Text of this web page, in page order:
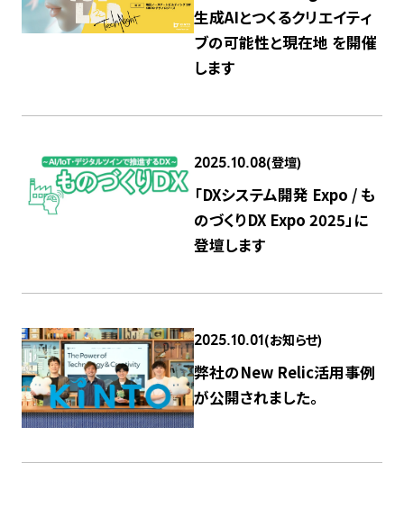
生成AIとつくるクリエイティ
ブの可能性と現在地 を開催
します
2025.10.08(登壇)
「DXシステム開発 Expo / も
のづくりDX Expo 2025」に
登壇します
2025.10.01(お知らせ)
弊社のNew Relic活用事例
が公開されました。